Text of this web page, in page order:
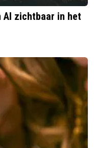
AI zichtbaar in het